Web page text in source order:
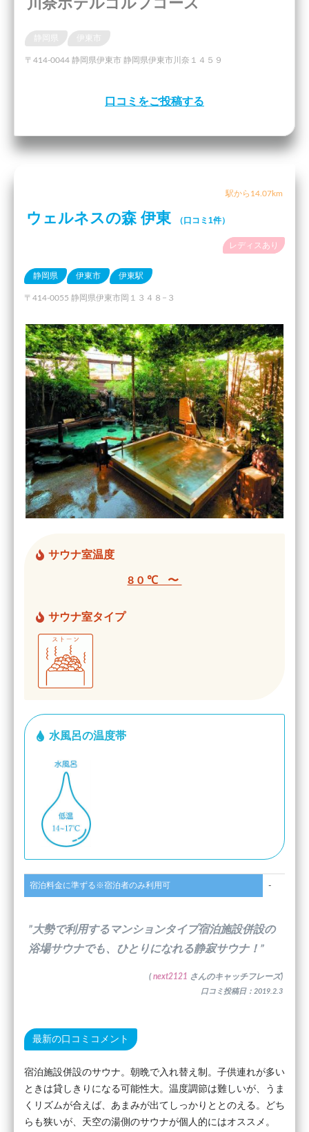
〒414-0044 静岡県伊東市 静岡県伊東市川奈１４５９
口コミをご投稿する
駅から14.07km
ウェルネスの森 伊東 （口コミ1件）
レディスあり
静岡県 伊東市 伊東駅
〒414-0055 静岡県伊東市岡１３４８−３
サウナ室温度
80℃ 〜
サウナ室タイプ
水風呂の温度帯
宿泊料金に準ずる※宿泊者のみ利用可 -
”大勢で利用するマンションタイプ宿泊施設併設の
浴場サウナでも、ひとりになれる静寂サウナ！”
( next2121 さんのキャッチフレーズ)
口コミ投稿日：2019.2.3
最新の口コミコメント
宿泊施設併設のサウナ。朝晩で入れ替え制。子供連れが多い
ときは貸しきりになる可能性大。温度調節は難しいが、うま
くリズムが合えば、あまみが出てしっかりととのえる。どち
らも狭いが、天空の湯側のサウナが個人的にはオススメ。